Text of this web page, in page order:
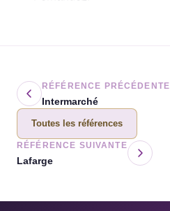
RÉFÉRENCE PRÉCÉDENTE
Intermarché
Toutes les références
RÉFÉRENCE SUIVANTE
Lafarge